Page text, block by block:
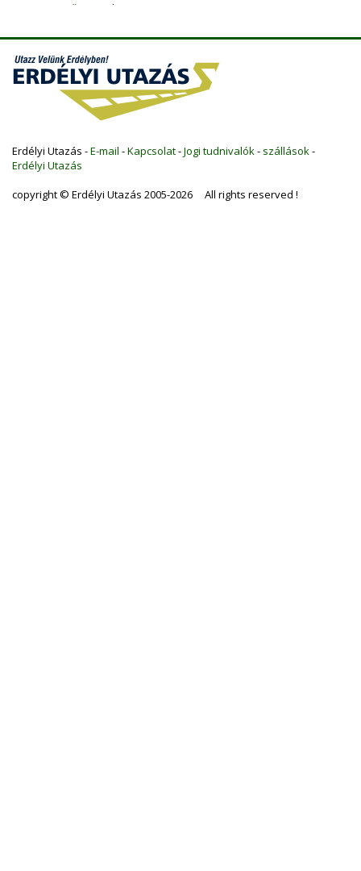
Kőrispatak
Erdélyi Utazás -E-mail -Kapcsolat-Jogi tudnivalók- szállások-
Erdélyi Utazás
copyright © Erdélyi Utazás 2005-2026 All rights reserved !